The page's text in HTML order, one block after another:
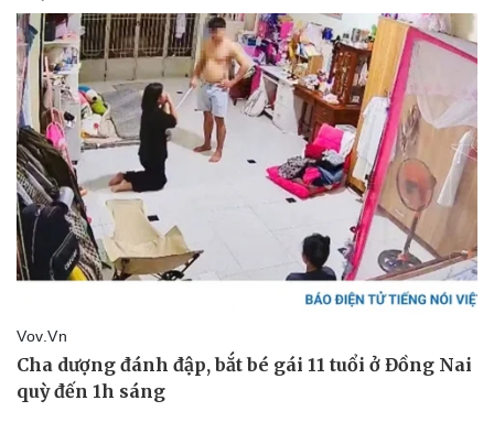
Thể thao
Bóng đá
Lịch thi đấu bóng đá
Thế giới thể thao
eSports
Hậu trường
Ô tô - Xe máy
Xe máy
Tư vấn